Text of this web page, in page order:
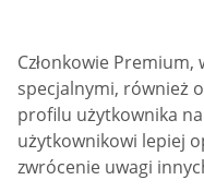
Członkowie Premium,
specjalnymi, również
profilu użytkownika
użytkownikowi lepiej
zwrócenie uwagi